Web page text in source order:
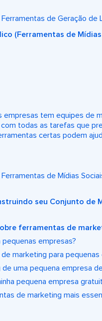
de Geração de
(Ferramentas de
empresas tem equipes de
todas as tarefas que
certas podem
de Mídias
seu Conjunto de
ferramentas de
empresas?
marketing para pequenas
uma pequena empresa
pequena empresa
de marketing mais